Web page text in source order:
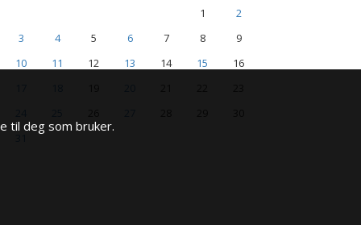
1
2
3 4 5 6 7 8
9
10 11 12 13 14 15
16
til deg som bruker.